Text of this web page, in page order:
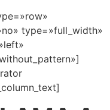
type=»full_width»